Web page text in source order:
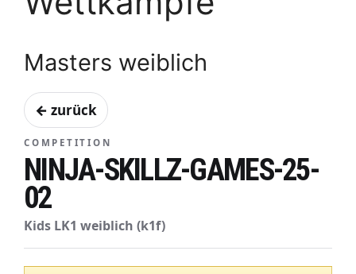
Masters weiblich
← zurück
COMPETITION
NINJA-SKILLZ-GAMES-25-
02
Kids LK1 weiblich (k1f)